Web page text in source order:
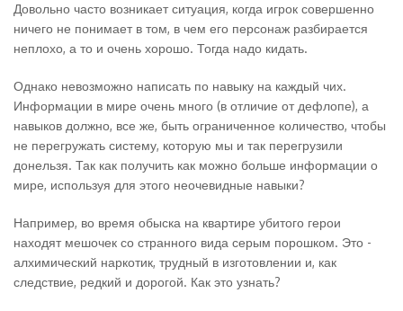
Довольно часто возникает ситуация, когда игрок совершенно
ничего не понимает в том, в чем его персонаж разбирается
неплохо, а то и очень хорошо. Тогда надо кидать.
Однако невозможно написать по навыку на каждый чих.
Информации в мире очень много (в отличие от дефлопе), а
навыков должно, все же, быть ограниченное количество, чтобы
не перегружать систему, которую мы и так перегрузили
донельзя. Так как получить как можно больше информации о
мире, используя для этого неочевидные навыки?
Например, во время обыска на квартире убитого герои
находят мешочек со странного вида серым порошком. Это -
алхимический наркотик, трудный в изготовлении и, как
следствие, редкий и дорогой. Как это узнать?